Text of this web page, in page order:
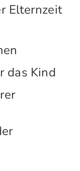
Elternzeit
das Kind